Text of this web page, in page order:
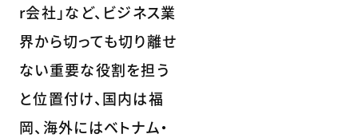
r会社」など、ビジネス業
界から切っても切り離せ
ない重要な役割を担う
と位置付け、国内は福
岡、海外にはベトナム・